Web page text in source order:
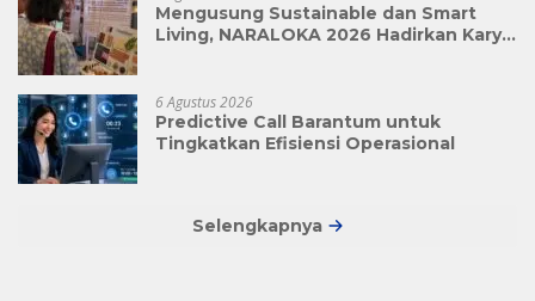
Mengusung Sustainable dan Smart
Living, NARALOKA 2026 Hadirkan Karya
6 Agustus 2026
Predictive Call Barantum untuk
Tingkatkan Efisiensi Operasional
Selengkapnya